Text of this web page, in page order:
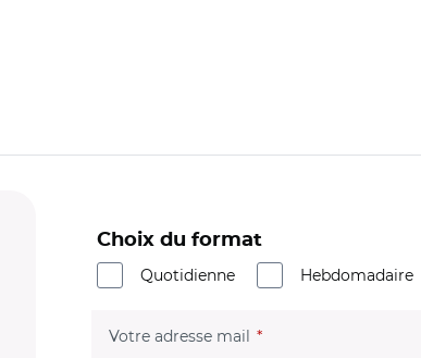
Choix du format
Quotidienne
Hebdomadaire
Votre adresse mail (champ obligatoire)